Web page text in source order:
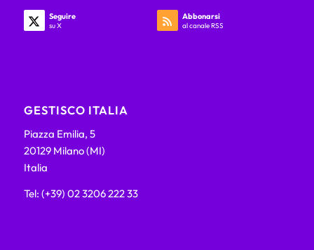
Seguire
su X
Abbonarsi
al canale RSS
GESTISCO ITALIA
Piazza Emilia, 5
20129 Milano (MI)
Italia
Tel: (+39) 02 3206 222 33